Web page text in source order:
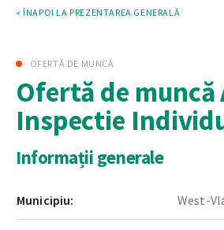
« ÎNAPOI LA PREZENTAREA GENERALĂ
OFERTĂ DE MUNCĂ
Ofertă de muncă
Inspectie
Informații generale
Municipiu: West-